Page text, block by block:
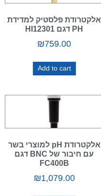
אלקטרודת פלסטיק למדידת
PH דגם HI12301
₪759.00
Add to cart
אלקטרודת pH למוצרי בשר
עם חיבור של BNC דגם
FC400B
₪1,079.00